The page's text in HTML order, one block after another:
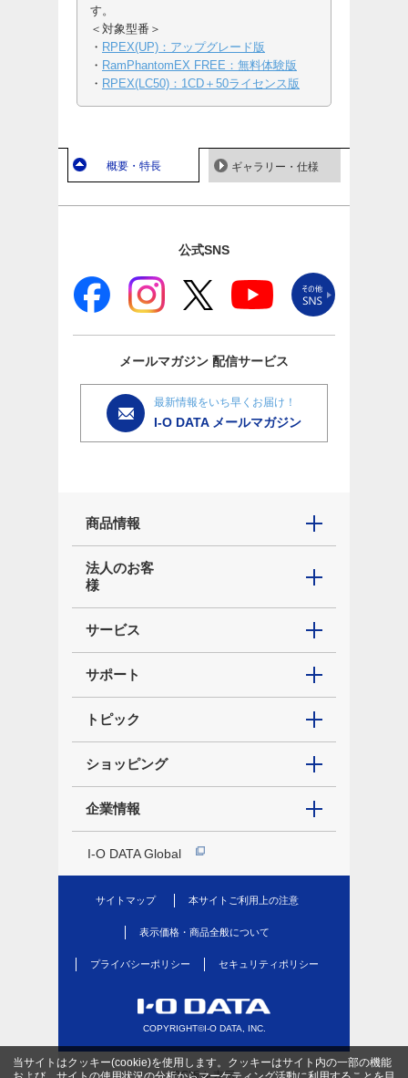
す。
＜対象型番＞
​​・ RPEX(UP)：アップグレード版
・ RamPhantomEX FREE：無料体験版
​​・ RPEX(LC50)：1CD＋50ライセンス版
概要・特長 ギャラリー・仕様
公式SNS
メールマガジン 配信サービス
最新情報をいち早くお届け！
I-O DATA メールマガジン
商品情報
法人のお客
様
サービス
サポート
トピック
ショッピング
企業情報
I-O DATA Global
サイトマップ 本サイトご利用上の注意
表示価格・商品全般について
プライバシーポリシー セキュリティポリシー
COPYRIGHT©I-O DATA, INC.
当サイトはクッキー(cookie)を使用します。クッキーはサイト内の一部の機能